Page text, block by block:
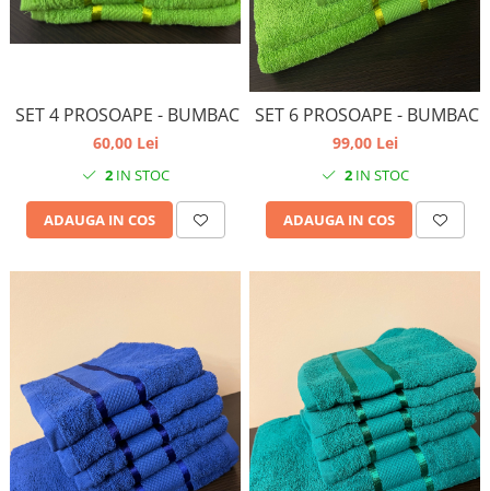
SET 4 PROSOAPE - BUMBAC
60,00 Lei
2IN STOC
ADAUGA IN COS
SET 6 PROSOAPE - BUMBAC
99,00 Lei
2IN STOC
ADAUGA IN COS